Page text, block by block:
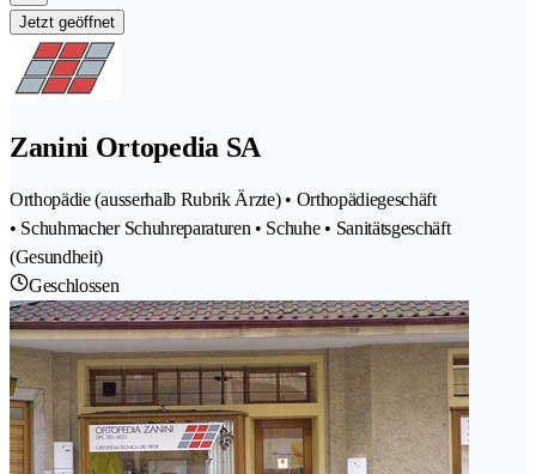
Jetzt geöffnet
Zanini Ortopedia SA
Orthopädie (ausserhalb Rubrik Ärzte) • Orthopädiegeschäft
• Schuhmacher Schuhreparaturen • Schuhe • Sanitätsgeschäft
(Gesundheit)
Geschlossen